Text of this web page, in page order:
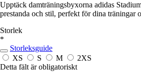
Upptäck damträningsbyxorna adidas
prestanda och stil, perfekt för dina träningar
Storlek
*
Storleksguide
XS
S M
2XS
Detta fält är obligatoriskt